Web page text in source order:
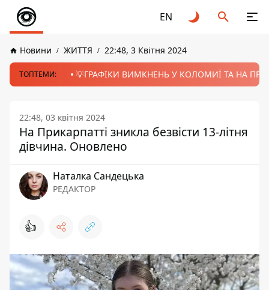
EN
Новини ЖИТТЯ 22:48, 3 Квітня 2024
ТОПТЕМИ: 💡ГРАФІКИ ВИМКНЕНЬ У КОЛОМИЇ ТА НА
22:48, 03 квітня 2024
На Прикарпатті зникла безвісти 13-літня
дівчина. Оновлено
Наталка Сандецька
РЕДАКТОР
👍